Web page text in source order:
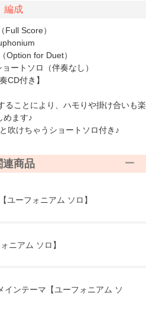
編成
Full Score）
Option for Duet）
ートソロ（伴奏なし）
CD付き】
ることにより、ハモりや掛け合いも楽
めます♪
吹けちゃうショートソロ付き♪
連商品
ユーフォニアム ソロ】
ニアム ソロ】
インテーマ【ユーフォニアム ソ